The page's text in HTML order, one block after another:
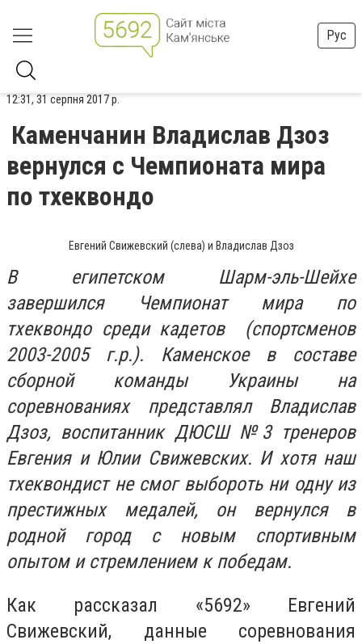
Рус
12:31, 31 серпня 2017 р.
Каменчанин Владислав Дзоз
вернулся с Чемпионата мира
по тхеквондо
Евгений Свижевский (слева) и Владислав Дзоз
В египетском Шарм-эль-Шейхе
завершился Чемпионат мира по
тхеквондо среди кадетов (спортсменов
2003-2005 г.р.). Каменское в составе
сборной команды Украины на
соревнованиях представлял Владислав
Дзоз, воспитанник ДЮСШ №3 тренеров
Евгения и Юлии Свижевских. И хотя наш
тхеквондист не смог выбороть ни одну из
престижных медалей, он вернулся в
родной город с новым спортивным
опытом и стремлением к победам.
Как рассказал «5692» Евгений
Свижевский, данные соревнования